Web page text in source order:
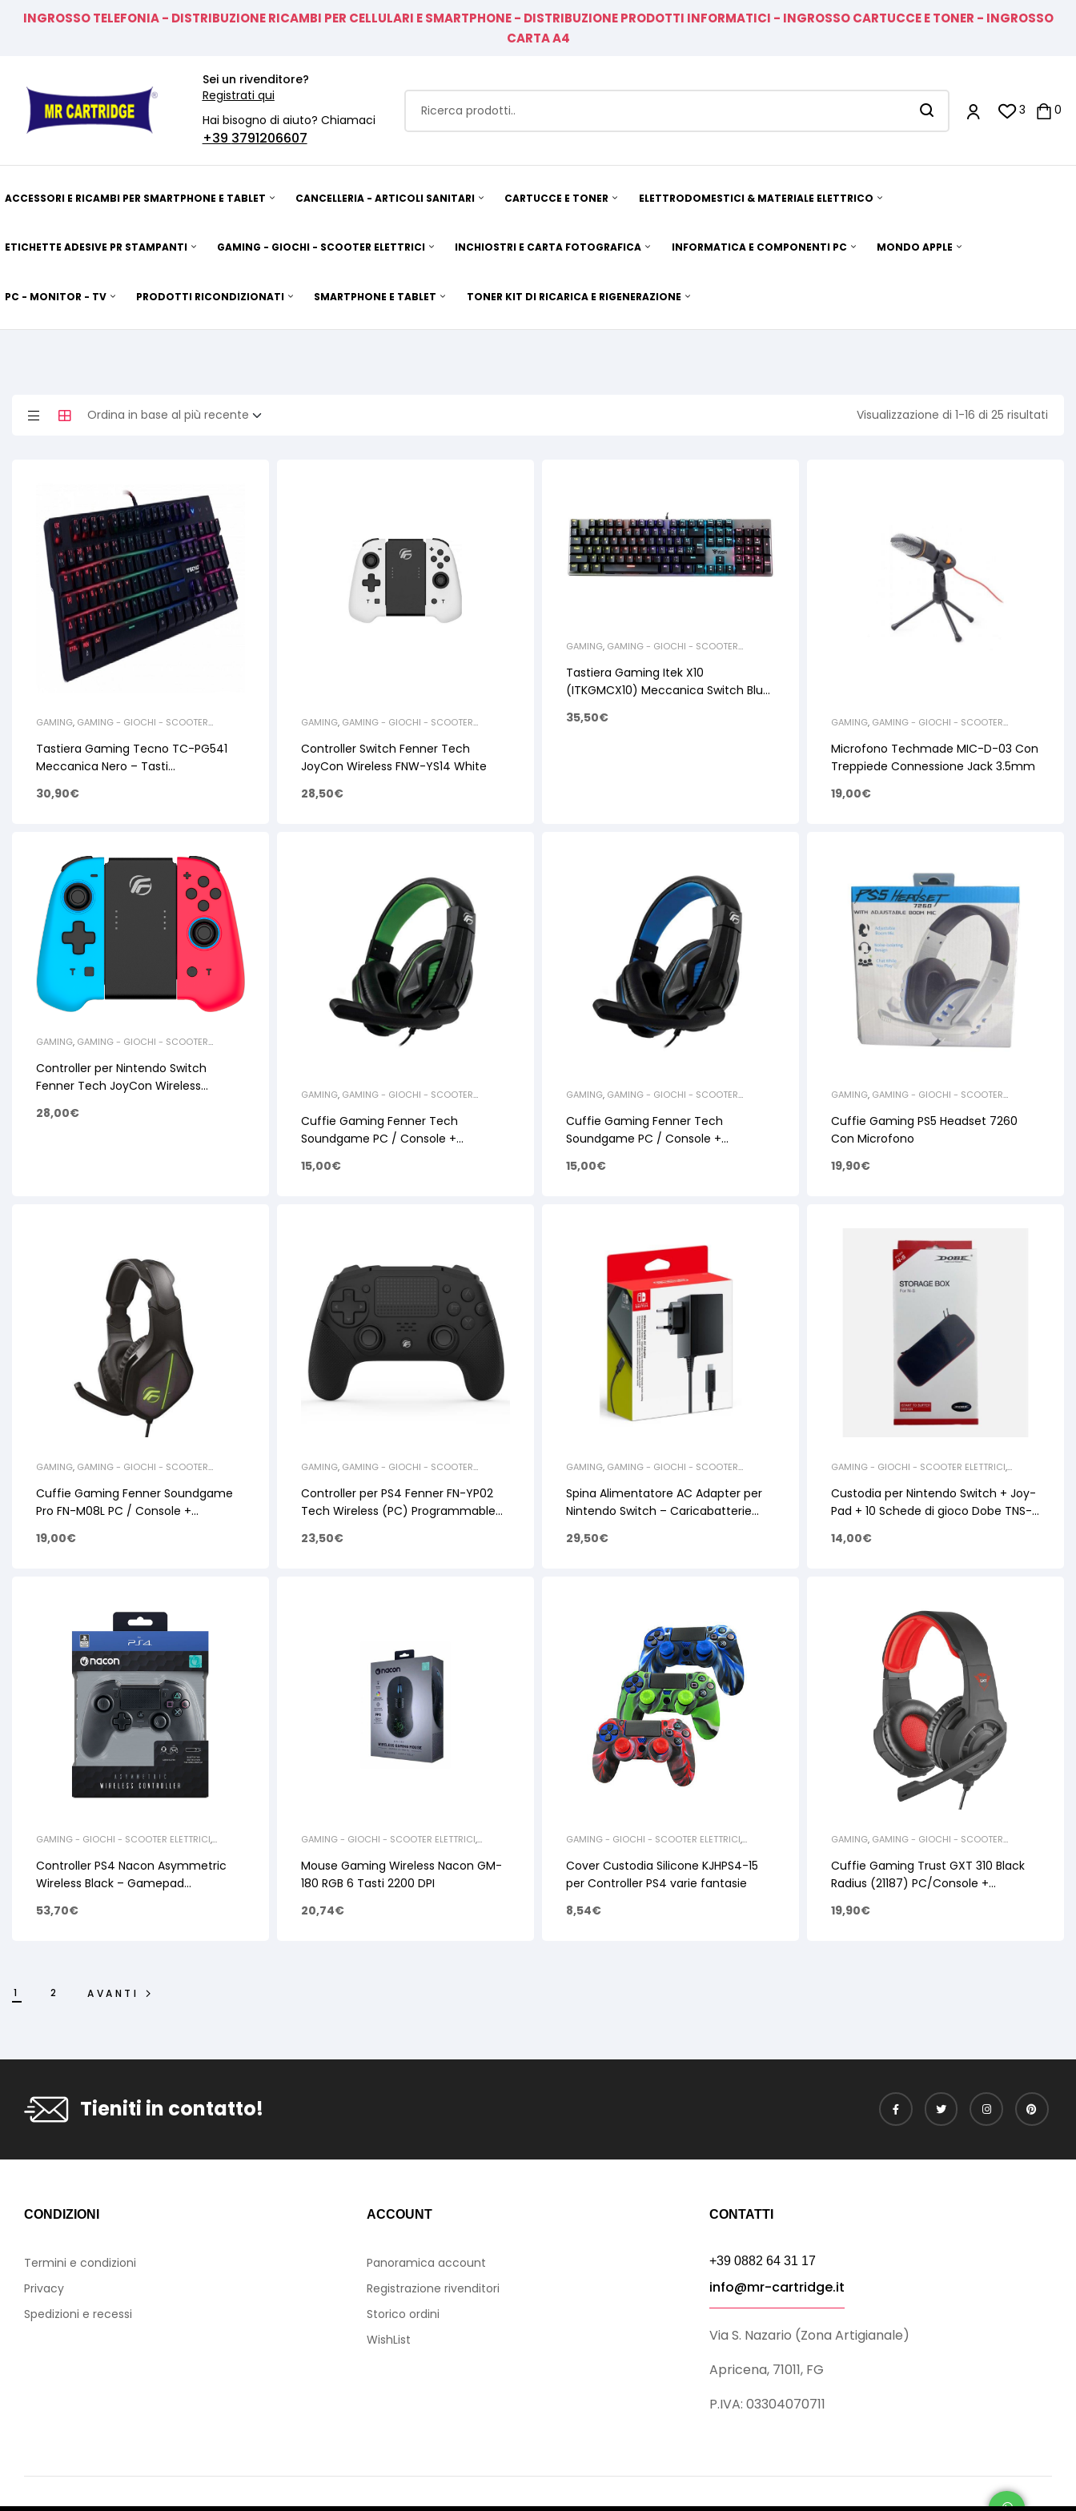
INGROSSO TELEFONIA - DISTRIBUZIONE RICAMBI PER CELLULARI E SMARTPHONE - DISTRIBUZIONE PRODOTTI INFORMATICI - INGROSSO CARTUCCE E TONER - INGROSSO
CARTA A4
Sei un rivenditore?
Registrati qui
Hai bisogno di aiuto? Chiamaci
+39 3791206607
3 0
ACCESSORI E RICAMBI PER SMARTPHONE E TABLET CANCELLERIA - ARTICOLI SANITARI CARTUCCE E TONER ELETTRODOMESTICI & MATERIALE ELETTRICO
ETICHETTE ADESIVE PR STAMPANTI GAMING - GIOCHI - SCOOTER ELETTRICI INCHIOSTRI E CARTA FOTOGRAFICA INFORMATICA E COMPONENTI PC MONDO APPLE
PC - MONITOR - TV PRODOTTI RICONDIZIONATI SMARTPHONE E TABLET TONER KIT DI RICARICA E RIGENERAZIONE
Visualizzazione di 1-16 di 25 risultati
GAMING, GAMING - GIOCHI - SCOOTER
Tastiera Gaming Tecno TC-PG541
Meccanica Nero – Tasti
30,90€
GAMING, GAMING - GIOCHI - SCOOTER
NINTENDO
Controller Switch Fenner Tech
JoyCon Wireless FNW-YS14 White
28,50€
GAMING, GAMING - GIOCHI - SCOOTER
Tastiera Gaming Itek X10
(ITKGMCX10) Meccanica Switch Blu
35,50€ GAMING, GAMING - GIOCHI - SCOOTER
Microfono Techmade MIC-D-03 Con
Treppiede Connessione Jack 3.5mm
19,00€
GAMING, GAMING - GIOCHI - SCOOTER
Controller per Nintendo Switch
Fenner Tech JoyCon Wireless
28,00€
GAMING, GAMING - GIOCHI - SCOOTER
Cuffie Gaming Fenner Tech
Soundgame PC / Console +
15,00€
GAMING, GAMING - GIOCHI - SCOOTER
Cuffie Gaming Fenner Tech
Soundgame PC / Console +
15,00€
GAMING, GAMING - GIOCHI - SCOOTER
Cuffie Gaming PS5 Headset 7260
Con Microfono
19,90€
GAMING, GAMING - GIOCHI - SCOOTER
Cuffie Gaming Fenner Soundgame
Pro FN-M08L PC / Console +
19,00€
GAMING, GAMING - GIOCHI - SCOOTER
Controller per PS4 Fenner FN-YP02
Tech Wireless (PC) Programmable
23,50€
GAMING, GAMING - GIOCHI - SCOOTER
Spina Alimentatore AC Adapter per
Nintendo Switch – Caricabatterie
29,50€
GAMING - GIOCHI - SCOOTER ELETTRICI,
Custodia per Nintendo Switch + Joy-
Pad + 10 Schede di gioco Dobe TNS-
14,00€
GAMING - GIOCHI - SCOOTER ELETTRICI,
Controller PS4 Nacon Asymmetric
Wireless Black – Gamepad
53,70€
GAMING - GIOCHI - SCOOTER ELETTRICI,
COMPONENTI PC,MOUSE E TASTIERE
Mouse Gaming Wireless Nacon GM-
180 RGB 6 Tasti 2200 DPI
20,74€
GAMING - GIOCHI - SCOOTER ELETTRICI,
Cover Custodia Silicone KJHPS4-15
per Controller PS4 varie fantasie
8,54€
GAMING, GAMING - GIOCHI - SCOOTER
Cuffie Gaming Trust GXT 310 Black
Radius (21187) PC/Console +
19,90€
1 2 AVANTI
Tieniti in contatto!
CONDIZIONI
Termini e condizioni
Privacy
Spedizioni e recessi
ACCOUNT
Panoramica account
Registrazione rivenditori
Storico ordini
WishList
CONTATTI
+39 0882 64 31 17
info@mr-cartridge.it
Via S. Nazario (Zona Artigianale)
Apricena, 71011, FG
P.IVA: 03304070711